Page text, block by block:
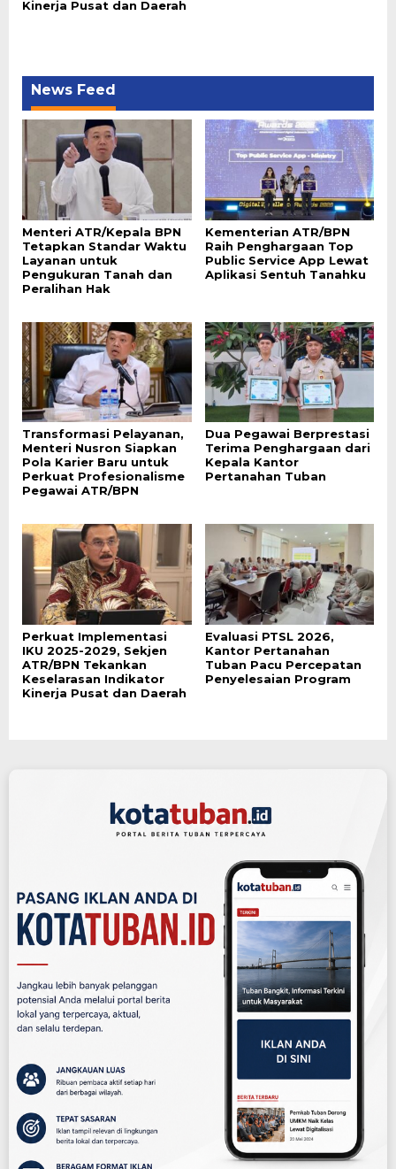
Kinerja Pusat dan Daerah
News Feed
Menteri ATR/Kepala BPN
Tetapkan Standar Waktu
Layanan untuk
Pengukuran Tanah dan
Peralihan Hak
Kementerian ATR/BPN
Raih Penghargaan Top
Public Service App Lewat
Aplikasi Sentuh Tanahku
Transformasi Pelayanan,
Menteri Nusron Siapkan
Pola Karier Baru untuk
Perkuat Profesionalisme
Pegawai ATR/BPN
Dua Pegawai Berprestasi
Terima Penghargaan dari
Kepala Kantor
Pertanahan Tuban
Perkuat Implementasi
IKU 2025-2029, Sekjen
ATR/BPN Tekankan
Keselarasan Indikator
Kinerja Pusat dan Daerah
Evaluasi PTSL 2026,
Kantor Pertanahan
Tuban Pacu Percepatan
Penyelesaian Program